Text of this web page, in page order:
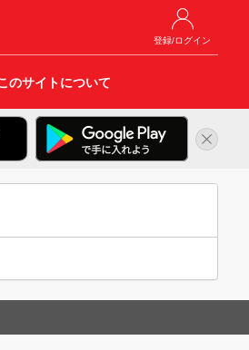
登録/ログイン
のサイトについて